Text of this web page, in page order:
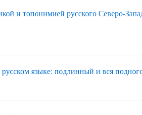
и топонимией русского Северо-
языке: подлинный и вся